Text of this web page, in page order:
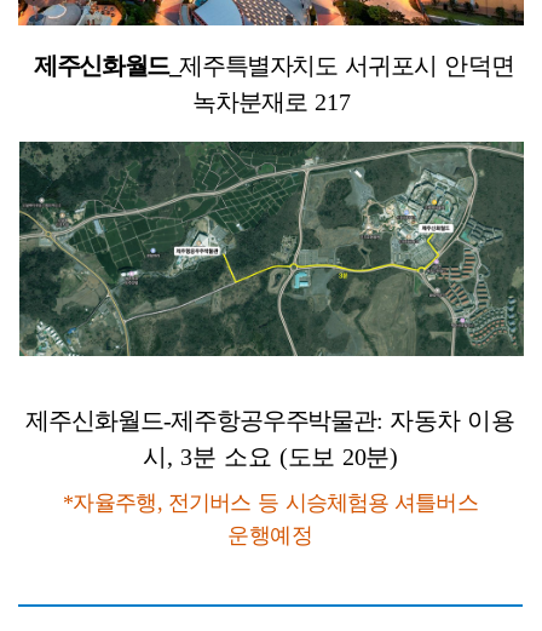
제주신화월드_제주특별자치도 서귀포시
안덕면
녹차분재로 217
제주신화월드-제주항공우주박물관: 자동차 이용
시, 3분 소요 (도보 20분)
*자율주행, 전기버스 등 시승체험용 셔틀버스
운행예정